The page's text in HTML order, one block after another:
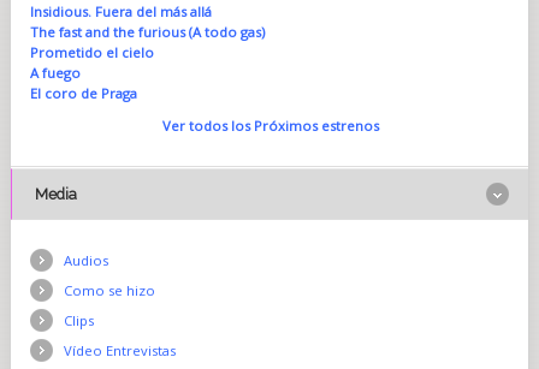
Insidious. Fuera del más allá
The fast and the furious (A todo gas)
Prometido el cielo
A fuego
El coro de Praga
Ver todos los Próximos estrenos
Media
Audios
Como se hizo
Clips
Vídeo Entrevistas